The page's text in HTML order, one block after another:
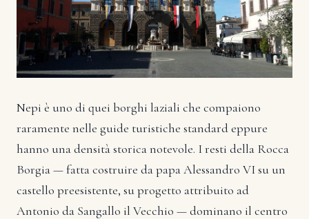
Nepi è uno di quei borghi laziali che compaiono
raramente nelle guide turistiche standard eppure
hanno una densità storica notevole. I resti della Rocca
Borgia — fatta costruire da papa Alessandro VI su un
castello preesistente, su progetto attribuito ad
Antonio da Sangallo il Vecchio — dominano il centro